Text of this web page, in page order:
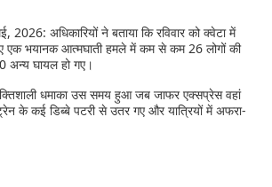
2026: अधिकारियों ने बताया कि रविवार को क्वेटा में
भयानक आत्मघाती हमले में कम से कम 26 लोगों की
अन्य घायल हो गए।
धमाका उस समय हुआ जब जाफर एक्सप्रेस वहां
के कई डिब्बे पटरी से उतर गए और यात्रियों में अफरा-